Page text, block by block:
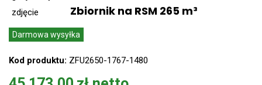
Zbiornik na RSM 265 m³
Darmowa wysyłka
Kod produktu: ZFU2650-1767-1480